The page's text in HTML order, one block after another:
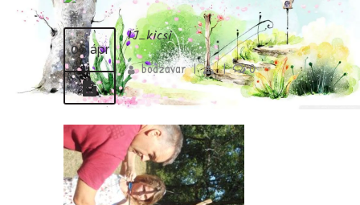
06 ápr
IJ_kicsi
bodzavar | | 0